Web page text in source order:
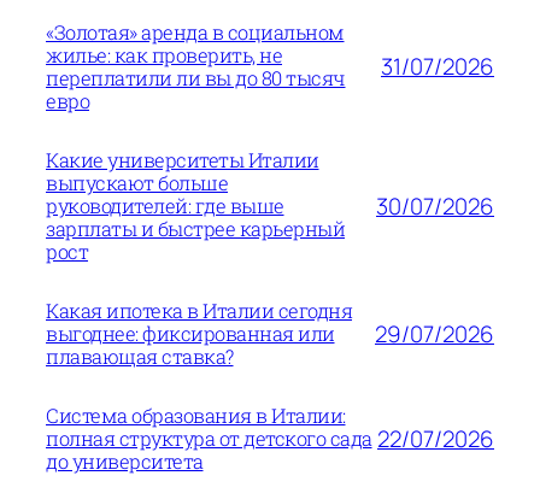
«Золотая» аренда в социальном
жилье: как проверить, не
переплатили ли вы до 80 тысяч
евро
31/07/2026
Какие университеты Италии
выпускают больше
руководителей: где выше
зарплаты и быстрее карьерный
рост
30/07/2026
Какая ипотека в Италии сегодня
выгоднее: фиксированная или
плавающая ставка?
29/07/2026
Система образования в Италии:
полная структура от детского сада
до университета
22/07/2026